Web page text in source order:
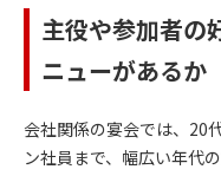
主役や参加者の
ニューがあるか
会社関係の宴会では、20
ン社員まで、幅広い年代